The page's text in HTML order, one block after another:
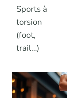
Sports à
torsion
(foot,
trail…)